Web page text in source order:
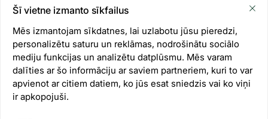
Kustībā pie dabas
Šī vietne izmanto sīkfailus
Mēs izmantojam sīkdatnes, lai uzlabotu jūsu pieredzi,
personalizētu saturu un reklāmas, nodrošinātu sociālo
mediju funkcijas un analizētu datplūsmu. Mēs varam
dalīties ar šo informāciju ar saviem partneriem, kuri to var
apvienot ar citiem datiem, ko jūs esat sniedzis vai ko viņi
ir apkopojuši.